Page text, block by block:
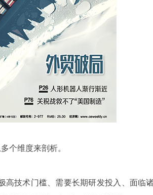
个维度来剖析。
技术门槛、需要长期研发投入、面临